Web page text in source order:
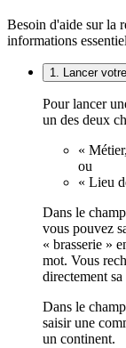
Besoin d'aide sur la
informations
1. Lancer
Pour lancer
un des deux
«
ou
« Lieu
Dans le
vous pouvez
« brasserie »
mot. Vous
directement
Dans le
saisir une
un continent.